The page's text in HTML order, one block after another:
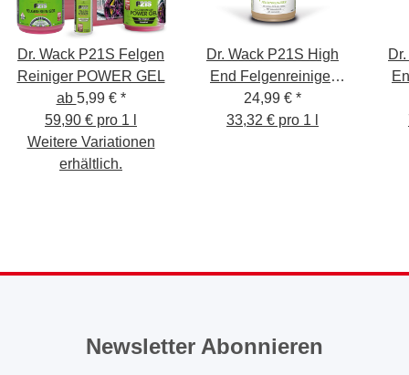
Dr. Wack P21S Felgen
Reiniger POWER GEL
ab 5,99 € *
59,90 € pro 1 l
Weitere Variationen
erhältlich.
Dr. Wack P21S High
End Felgenreiniger
750ml
24,99 € *
33,32 € pro 1 l
Newsletter Abonnieren